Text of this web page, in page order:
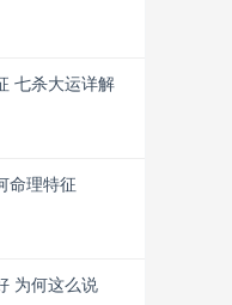
七杀大运详解
命理特征
为何这么说